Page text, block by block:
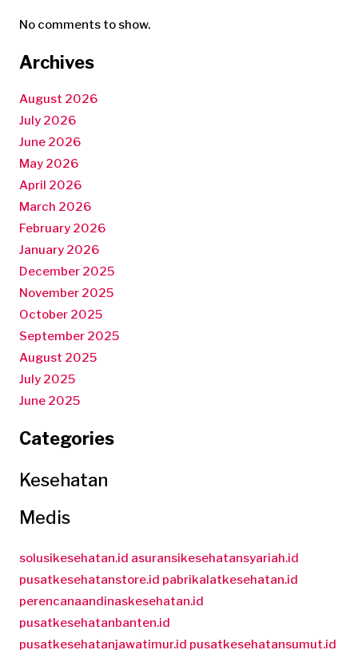
No comments to show.
Archives
August 2026
July 2026
June 2026
May 2026
April 2026
March 2026
February 2026
January 2026
December 2025
November 2025
October 2025
September 2025
August 2025
July 2025
June 2025
Categories
Kesehatan
Medis
solusikesehatan.id asuransikesehatansyariah.id
pusatkesehatanstore.id pabrikalatkesehatan.id
perencanaandinaskesehatan.id
pusatkesehatanbanten.id
pusatkesehatanjawatimur.id pusatkesehatansumut.id